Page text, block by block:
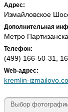
Адрес:
Измайловское
Дополнительная
Метро
Телефон:
(499) 166-50-31,
Web-адрес:
kremlin-
Выбор